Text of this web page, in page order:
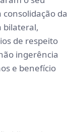
da
bilateral,
de respeito
ingerência
e benefício